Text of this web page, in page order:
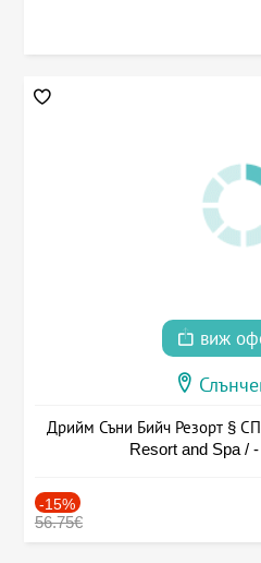
виж
Дрийм Съни Бийч Резорт §
Resort and Spa / -
-15%
56.75€